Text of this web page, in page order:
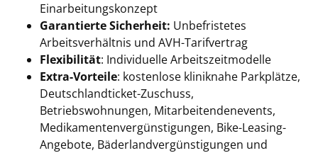
Einarbeitungskonzept
Garantierte Sicherheit: Unbefristetes
Arbeitsverhältnis und AVH-Tarifvertrag
Flexibilität: Individuelle Arbeitszeitmodelle
Extra-Vorteile: kostenlose kliniknahe Parkplätze,
Deutschlandticket-Zuschuss,
Betriebswohnungen, Mitarbeitendenevents,
Medikamentenvergünstigungen, Bike-Leasing-
Angebote, Bäderlandvergünstigungen und